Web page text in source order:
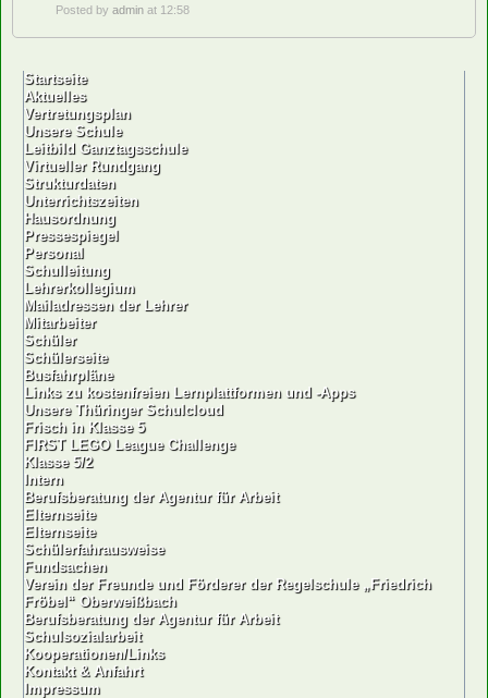
Posted by admin at 12:58
Startseite
Aktuelles
Vertretungsplan
Unsere Schule
Leitbild Ganztagsschule
Virtueller Rundgang
Strukturdaten
Unterrichtszeiten
Hausordnung
Pressespiegel
Personal
Schulleitung
Lehrerkollegium
Mailadressen der Lehrer
Mitarbeiter
Schüler
Schülerseite
Busfahrpläne
Links zu kostenfreien Lernplattformen und -Apps
Unsere Thüringer Schulcloud
Frisch in Klasse 5
FIRST LEGO League Challenge
Klasse 5/2
Intern
Berufsberatung der Agentur für Arbeit
Elternseite
Elternseite
Schülerfahrausweise
Fundsachen
Verein der Freunde und Förderer der Regelschule „Friedrich
Fröbel“ Oberweißbach
Berufsberatung der Agentur für Arbeit
Schulsozialarbeit
Kooperationen/Links
Kontakt & Anfahrt
Impressum